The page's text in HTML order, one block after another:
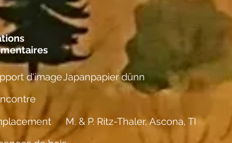
d'imageJapanpapier dünn
M. & P. Ritz-Thaler, Ascona, TI